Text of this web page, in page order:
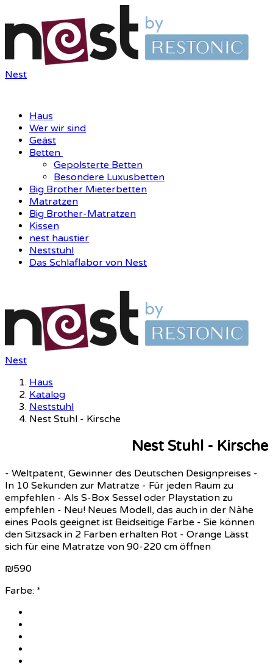
Nest
Haus
Wer wir sind
Geäst
Betten
Gepolsterte Betten
Besondere Luxusbetten
Big Brother Mieterbetten
Matratzen
Big Brother-Matratzen
Kissen
nest haustier
Neststuhl
Das Schlaflabor von Nest
Nest
Haus
Katalog
Neststuhl
Nest Stuhl - Kirsche
Nest Stuhl - Kirsche
- Weltpatent, Gewinner des Deutschen Designpreises -
In 10 Sekunden zur Matratze - Für jeden Raum zu
empfehlen - Als S-Box Sessel oder Playstation zu
empfehlen - Neu! Neues Modell, das auch in der Nähe
eines Pools geeignet ist Beidseitige Farbe - Sie können
den Sitzsack in 2 Farben erhalten Rot - Orange Lässt
sich für eine Matratze von 90-220 cm öffnen
₪590
Farbe: *